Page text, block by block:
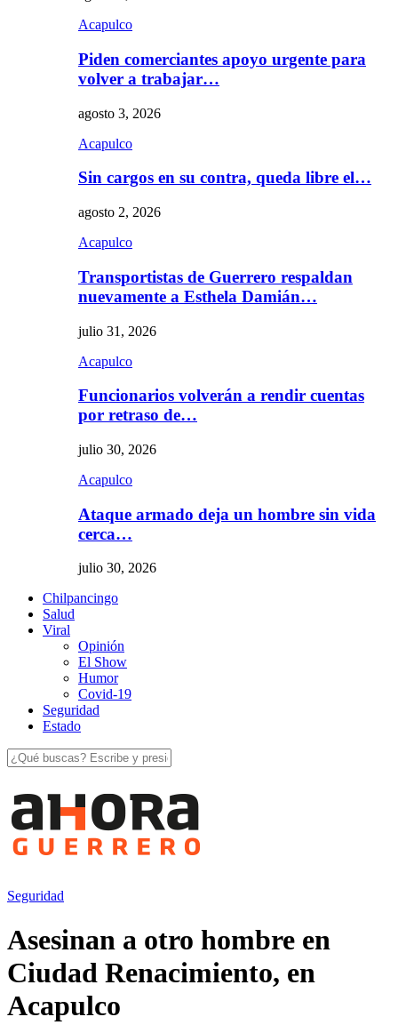
Acapulco
Piden comerciantes apoyo urgente para
volver a trabajar…
agosto 3, 2026
Acapulco
Sin cargos en su contra, queda libre el…
agosto 2, 2026
Acapulco
Transportistas de Guerrero respaldan
nuevamente a Esthela Damián…
julio 31, 2026
Acapulco
Funcionarios volverán a rendir cuentas
por retraso de…
julio 30, 2026
Acapulco
Ataque armado deja un hombre sin vida
cerca…
julio 30, 2026
Chilpancingo
Salud
Viral
Opinión
El Show
Humor
Covid-19
Seguridad
Estado
Seguridad
Asesinan a otro hombre en
Ciudad Renacimiento, en
Acapulco